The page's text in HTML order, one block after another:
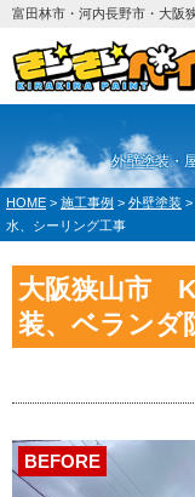
富田林市・河内長野市・大阪
外壁塗装・
HOME > 施工事例 > 外壁塗装 >
水、シーリング工事
大阪狭山市
装、ベランダ
BEFORE